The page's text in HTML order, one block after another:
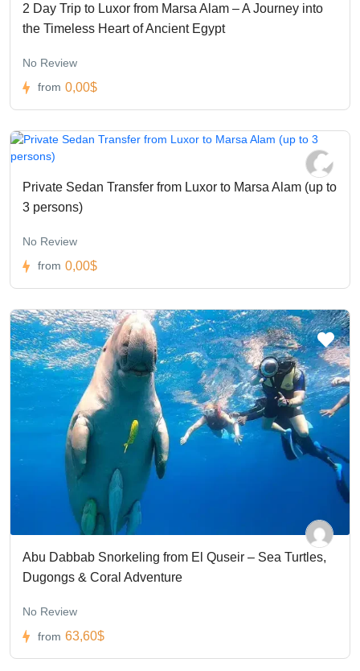
2 Day Trip to Luxor from Marsa Alam – A Journey into
the Timeless Heart of Ancient Egypt
No Review
from 0,00$
Private Sedan Transfer from Luxor to Marsa Alam (up to
3 persons)
No Review
from 0,00$
Abu Dabbab Snorkeling from El Quseir – Sea Turtles,
Dugongs & Coral Adventure
No Review
from 63,60$